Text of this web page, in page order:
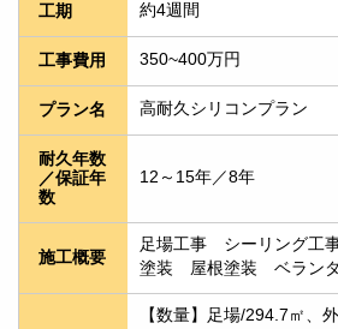
工期 約4週間
工事費用 350~400万円
プラン名 高耐久シリコンプラン
耐久年数
／保証年
数
12～15年／8年
施工概要
足場工事　シーリング工
塗装　屋根塗装　ベラン
【数量】足場/294.7㎡、